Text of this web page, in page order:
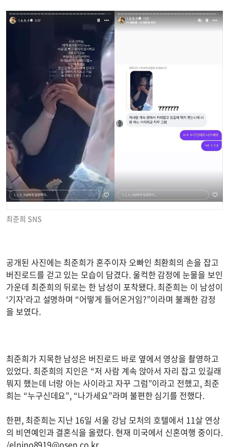
최준희 SNS
공개된 사진에는 최준희가 혼주이자 오빠인 최환희의 손을 잡고
버진로드를 걷고 있는 모습이 담겼다. 울컥한 감정에 눈물을 보인
가운데 최준희의 뒤로는 한 남성이 포착됐다. 최준희는 이 남성이
‘기자’라고 설명하며 “어떻게 들어온거임?”이라며 불쾌한 감정
을 보였다.
최준희가 지목한 남성은 버진로드 바로 옆에서 영상을 촬영하고
있었다. 최준희의 지인은 “저 사람 계속 앉아서 자리 잡고 있길래
뭐지 했는데 너랑 아는 사이라고 자꾸 그럼”이라고 전했고, 최준
희는 “누구신데요”, “나가세요”라며 불편한 심기를 전했다.
한편, 최준희는 지난 16일 서울 강남 모처의 호텔에서 11살 연상
의 비연예인과 결혼식을 올렸다. 현재 미국에서 신혼여행 중이다.